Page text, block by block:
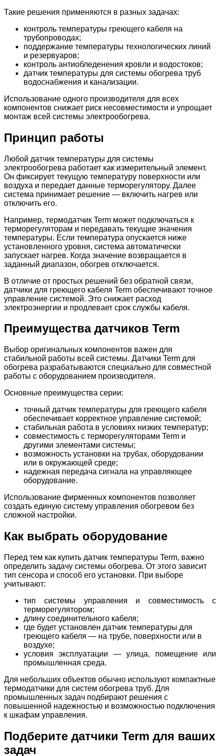
Такие решения применяются в разных задачах:
контроль температуры греющего кабеля на
трубопроводах;
поддержание температуры технологических линий
и резервуаров;
контроль антиобледенения кровли и водостоков;
датчик температуры для системы обогрева труб
водоснабжения и канализации.
Использование одного производителя для всех
компонентов снижает риск несовместимости и упрощает
монтаж всей системы электрообогрева.
Принцип работы
Любой датчик температуры для системы
электрообогрева работает как измерительный элемент.
Он фиксирует текущую температуру поверхности или
воздуха и передает данные терморегулятору. Далее
система принимает решение — включить нагрев или
отключить его.
Например, термодатчик Term может подключаться к
терморегуляторам и передавать текущие значения
температуры. Если температура опускается ниже
установленного уровня, система автоматически
запускает нагрев. Когда значение возвращается в
заданный диапазон, обогрев отключается.
В отличие от простых решений без обратной связи,
датчики для греющего кабеля Term обеспечивают точное
управление системой. Это снижает расход
электроэнергии и продлевает срок службы кабеля.
Преимущества датчиков Term
Выбор оригинальных компонентов важен для
стабильной работы всей системы. Датчики Term для
обогрева разрабатываются специально для совместной
работы с оборудованием производителя.
Основные преимущества серии:
точный датчик температуры для греющего кабеля
обеспечивает корректное управление системой;
стабильная работа в условиях низких температур;
совместимость с терморегуляторами Term и
другими элементами системы;
возможность установки на трубах, оборудовании
или в окружающей среде;
надежная передача сигнала на управляющее
оборудование.
Использование фирменных компонентов позволяет
создать единую систему управления обогревом без
сложной настройки.
Как выбрать оборудование
Перед тем как купить датчик температуры Term, важно
определить задачу системы обогрева. От этого зависит
тип сенсора и способ его установки. При выборе
учитывают:
тип системы управления и совместимость с
терморегулятором;
длину соединительного кабеля;
где будет установлен датчик температуры для
греющего кабеля — на трубе, поверхности или в
воздухе;
условия эксплуатации — улица, помещение или
промышленная среда.
Для небольших объектов обычно используют компактные
термодатчики для систем обогрева труб. Для
промышленных задач подбирают решения с
повышенной надежностью и возможностью подключения
к шкафам управления.
Подберите датчики Term для ваших
задач